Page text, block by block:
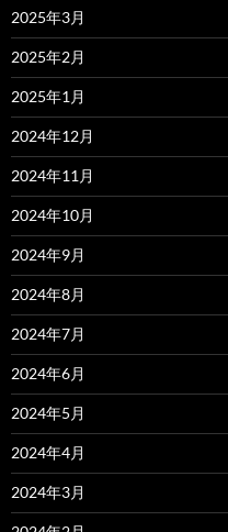
2025年3月
2025年2月
2025年1月
2024年12月
2024年11月
2024年10月
2024年9月
2024年8月
2024年7月
2024年6月
2024年5月
2024年4月
2024年3月